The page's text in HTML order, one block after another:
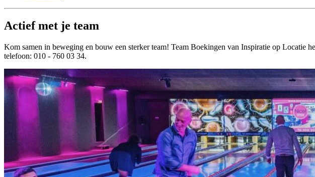
Actief met je team
Kom samen in beweging en bouw een sterker team! Team Boekingen van Inspiratie op Locatie
telefoon: 010 - 760 03 34.